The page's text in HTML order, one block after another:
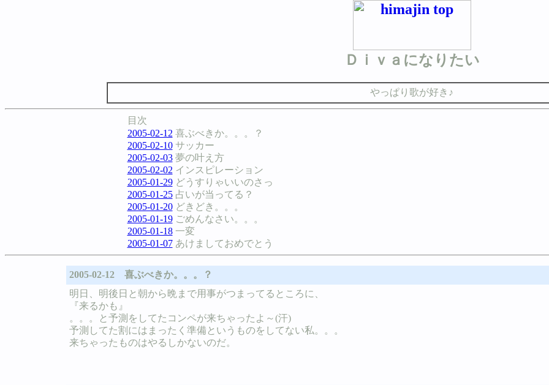
Ｄｉｖａになりたい
やっぱり歌が好き♪
目次
2005-02-12 喜ぶべきか。。。？
2005-02-10サッカー
2005-02-03夢の叶え方
2005-02-02 インスピレーション
2005-01-29どうすりゃいいのさっ
2005-01-25占いが当ってる？
2005-01-20どきどき。。。
2005-01-19ごめんなさい。。。
2005-01-18一変
2005-01-07あけましておめでとう
2005-02-12 喜ぶべきか。。。？
明日、明後日と朝から晩まで用事がつまってるところに、
『来るかも』
。。。と予測をしてたコンペが来ちゃったよ～(汗)
予測してた割にはまったく準備というものをしてない私。。。
来ちゃったものはやるしかないのだ。